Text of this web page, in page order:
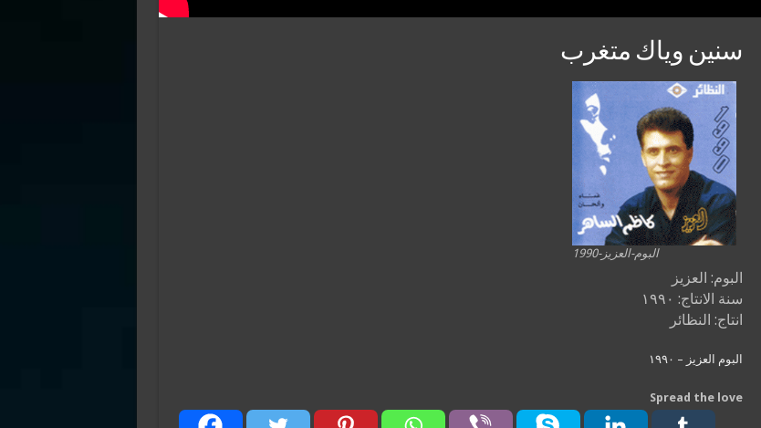
سنين وياك متغرب
البوم-العزيز-1990
البوم: العزيز
سنة الانتاج: ١٩٩٠
انتاج: النظائر
البوم العزيز – ١٩٩٠
Spread the love